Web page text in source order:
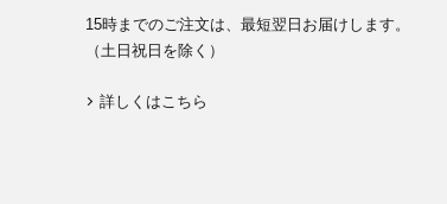
15時までのご注文は、最短翌日お届けします。
（土日祝日を除く）
詳しくはこちら